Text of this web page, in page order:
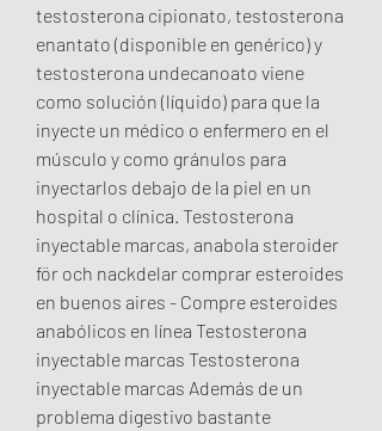
testosterona cipionato, testosterona
enantato (disponible en genérico) y
testosterona undecanoato viene
como solución (líquido) para que la
inyecte un médico o enfermero en el
músculo y como gránulos para
inyectarlos debajo de la piel en un
hospital o clínica. Testosterona
inyectable marcas, anabola steroider
för och nackdelar comprar esteroides
en buenos aires - Compre esteroides
anabólicos en línea Testosterona
inyectable marcas Testosterona
inyectable marcas Además de un
problema digestivo bastante